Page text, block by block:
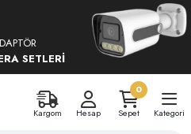
SETLERİ
Kargom Hesap
0
Sepet
Kategori